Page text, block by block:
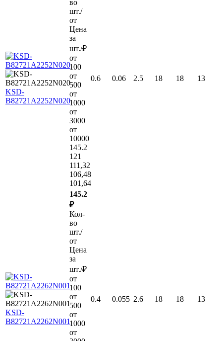
KSD-
B82721A2252N020
во
шт./
от
Цена
за
шт./₽
от
100
от
500
от
1000
от
3000
от
10000
145.2
121
111,32
106,48
101,64
0.6 0.06 2.5 18 18 13
KSD-
B82721A2262N001
145.2
₽
Кол-
во
шт./
от
Цена
за
шт./₽
от
100
от
500
от
1000
от
0.4 0.055 2.6 18 18 13